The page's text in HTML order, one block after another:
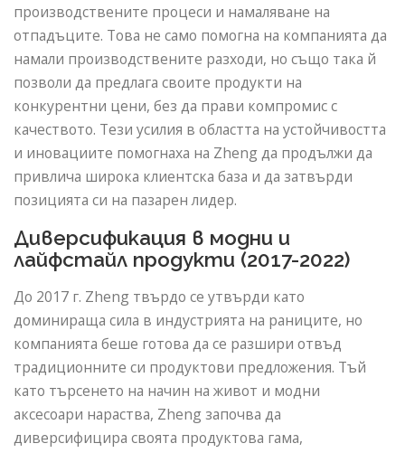
производствените процеси и намаляване на
отпадъците. Това не само помогна на компанията да
намали производствените разходи, но също така й
позволи да предлага своите продукти на
конкурентни цени, без да прави компромис с
качеството. Тези усилия в областта на устойчивостта
и иновациите помогнаха на Zheng да продължи да
привлича широка клиентска база и да затвърди
позицията си на пазарен лидер.
Диверсификация в модни и
лайфстайл продукти (2017-2022)
До 2017 г. Zheng твърдо се утвърди като
доминираща сила в индустрията на раниците, но
компанията беше готова да се разшири отвъд
традиционните си продуктови предложения. Тъй
като търсенето на начин на живот и модни
аксесоари нараства, Zheng започва да
диверсифицира своята продуктова гама,